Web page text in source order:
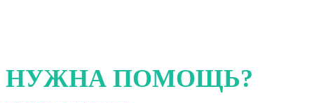
НУЖНА ПОМОЩЬ?